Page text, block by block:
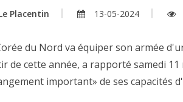
Placentin 13-05-2024
du Nord va équiper son armée
de cette année, a rapporté samedi
important» de ses capacités